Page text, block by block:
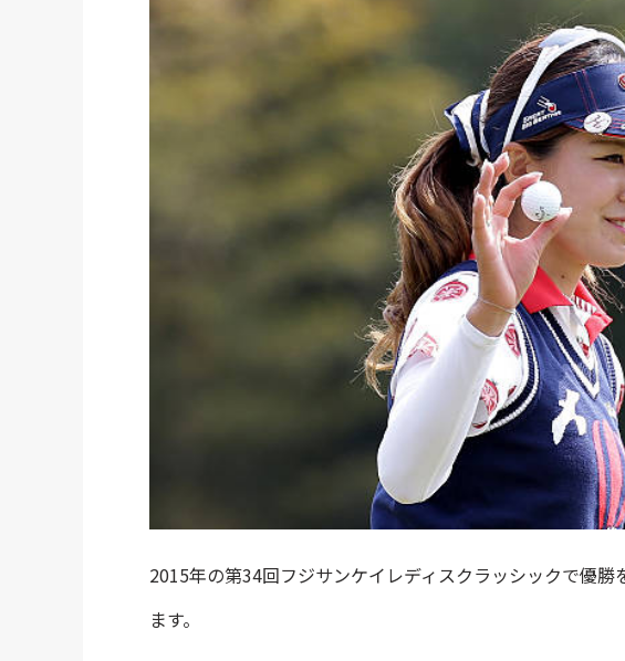
2015年の第34回フジサンケイレディスクラッシックで優
ます。